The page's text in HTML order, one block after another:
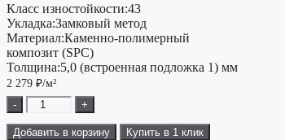
Класс изностойкости:43
Укладка:Замковый метод
Материал:Каменно-полимерный
композит (SPC)
Толщина:5,0 (встроенная подложка 1) мм
2 279 ₽/м²
-
+
Добавить в корзину Купить в 1 клик